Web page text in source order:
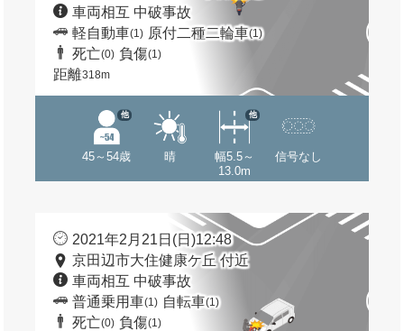
車両相互 中破事故
軽自動車(1) 原付二種二輪車(1)
死亡(0) 負傷(1)
距離318m
45～54歳
他
晴
幅5.5～
13.0m
他
信号なし
2021年2月21日(日)12:48
京田辺市大住健康ケ丘 付近
車両相互 中破事故
普通乗用車(1) 自転車(1)
死亡(0) 負傷(1)